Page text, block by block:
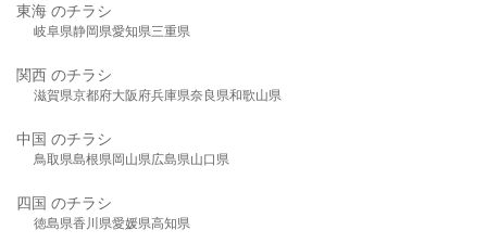
東海 のチラシ
岐阜県静岡県愛知県三重県
関西 のチラシ
滋賀県京都府大阪府兵庫県奈良県和歌山県
中国 のチラシ
鳥取県島根県岡山県広島県山口県
四国 のチラシ
徳島県香川県愛媛県高知県